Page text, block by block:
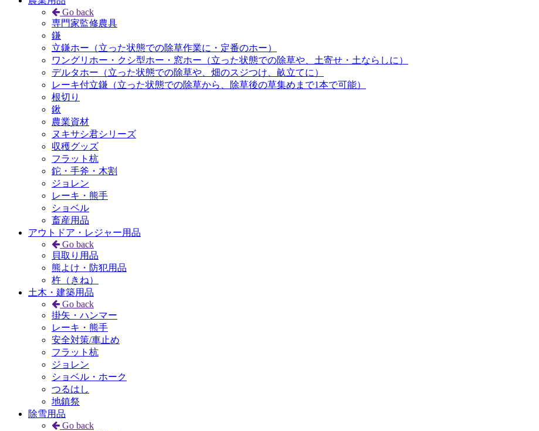
Go back
専門家監修農具
鎌
立鎌ホー（立った状態での除草作業に・定番のホー）
ワングリホー・クシ型ホー・窓ホー（立った状態での除草や、土寄せ・土ならしに）
デルタホー（立った状態での除草や、畑のスジつけ、畝立てに）
レーキ付立鎌（立った状態での除草から、除草後の草集めまで1本で可能）
根切り
鍬
農業資材
ヌキサシ君シリーズ
収穫グッズ
フラット杭
鉈・手斧・木割
ジョレン
レーキ・熊手
ショベル
畜産用品
アウトドア・レジャー用品
Go back
貝取り用品
熊よけ・防犯用品
杵（きね）
土木・建築用品
Go back
掛矢・ハンマー
レーキ・熊手
安全対策/車止め
フラット杭
ジョレン
ショベル・ホーク
つるはし
地鎮祭
除雪用品
Go back